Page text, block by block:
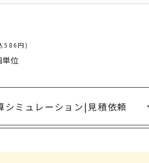
安全大会ノベルティ・記念品特集
インバウンド･外国人観光客向け特集
586円)
位
シミュレーション| 見積依頼